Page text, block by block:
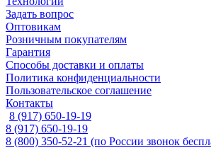
Задать вопрос
Оптовикам
Розничным покупателям
Гарантия
Способы доставки и оплаты
Политика конфиденциальности
Пользовательское соглашение
Контакты
8 (917) 650-19-19
8 (917) 650-19-19
8 (800) 350-52-21 (по России звонок